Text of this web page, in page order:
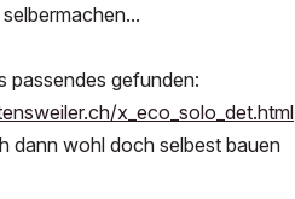
passendes gefunden:
x_eco_solo_det.html
dann wohl doch selbest bauen